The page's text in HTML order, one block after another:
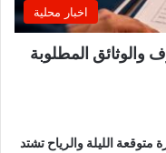
اخبار محلية
المطلوبة
متوقعة الليلة والرياح تشتد